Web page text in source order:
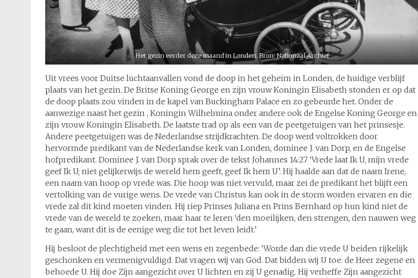
Het gezin eerder deze maand in Londen. Bron: Nationaal Archief
Uit vrees voor Duitse luchtaanvallen vond de doop in het geheim in Londen, de huidige verblijf
plaats van het gezin. De Britse Koning George en zijn vrouw Koningin Elisabeth stonden er op dat
de doop plaats zou vinden in de kapel van Buckingham Palace en zo gebeurde het. Onder de
aanwezige naast het gezin , Koningin Wilhelmina onder andere ook de Engelse Koning George en
zijn vrouw Koningin Elisabeth. De laatste trad op als een van de peetgetuigen van het prinsesje.
Andere peetgetuigen was de Nederlandse strijdkrachten. De doop werd voltrokken door
hervormde predikant van de Nederlandse kerk van Londen, dominee J. van Dorp, en de Engelse
hofpredikant. Dominee J. van Dorp sprak over de tekst Johannes 14:27 ‘Vrede laat Ik U, mijn vrede
geef Ik U; niet gelijkerwijs de wereld hem geeft, geef Ik hem U’. Hij haalde aan dat de naam Irene,
een naam van hoop op vrede was. Die hoop was niet vervuld, maar zei de predikant het blijft een
vertolking van de vurige wens. De vrede van Christus kan ook in de storm worden ervaren en die
vrede zal dit kind moeten vinden. Hij riep Prinses Juliana en Prins Bernhard op hun kind niet de
vrede van de wereld te zoeken, maar haar te leren ‘den moeilijken, den strengen, den nauwen weg
te gaan, want dit is de eenige weg die tot het leven leidt.’
Hij besloot de plechtigheid met een wens en zegenbede: ‘Worde dan die vrede U beiden rijkelijk
geschonken en vermenigvuldigd. Dat vragen wij van God. Dat bidden wij U toe: de Heer zegene en
behoede U. Hij doe Zijn aangezicht over U lichten en zij U genadig. Hij verheffe Zijn aangezicht